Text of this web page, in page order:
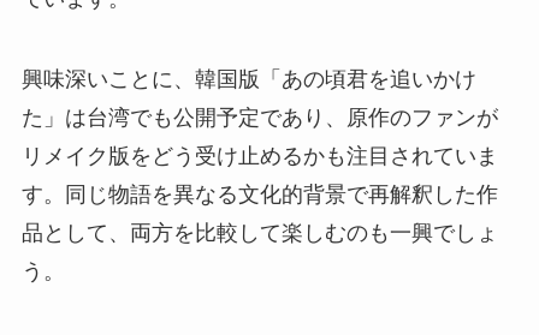
興味深いことに、韓国版「あの頃君を追いかけ
た」は台湾でも公開予定であり、原作のファンが
リメイク版をどう受け止めるかも注目されていま
す。同じ物語を異なる文化的背景で再解釈した作
品として、両方を比較して楽しむのも一興でしょ
う。